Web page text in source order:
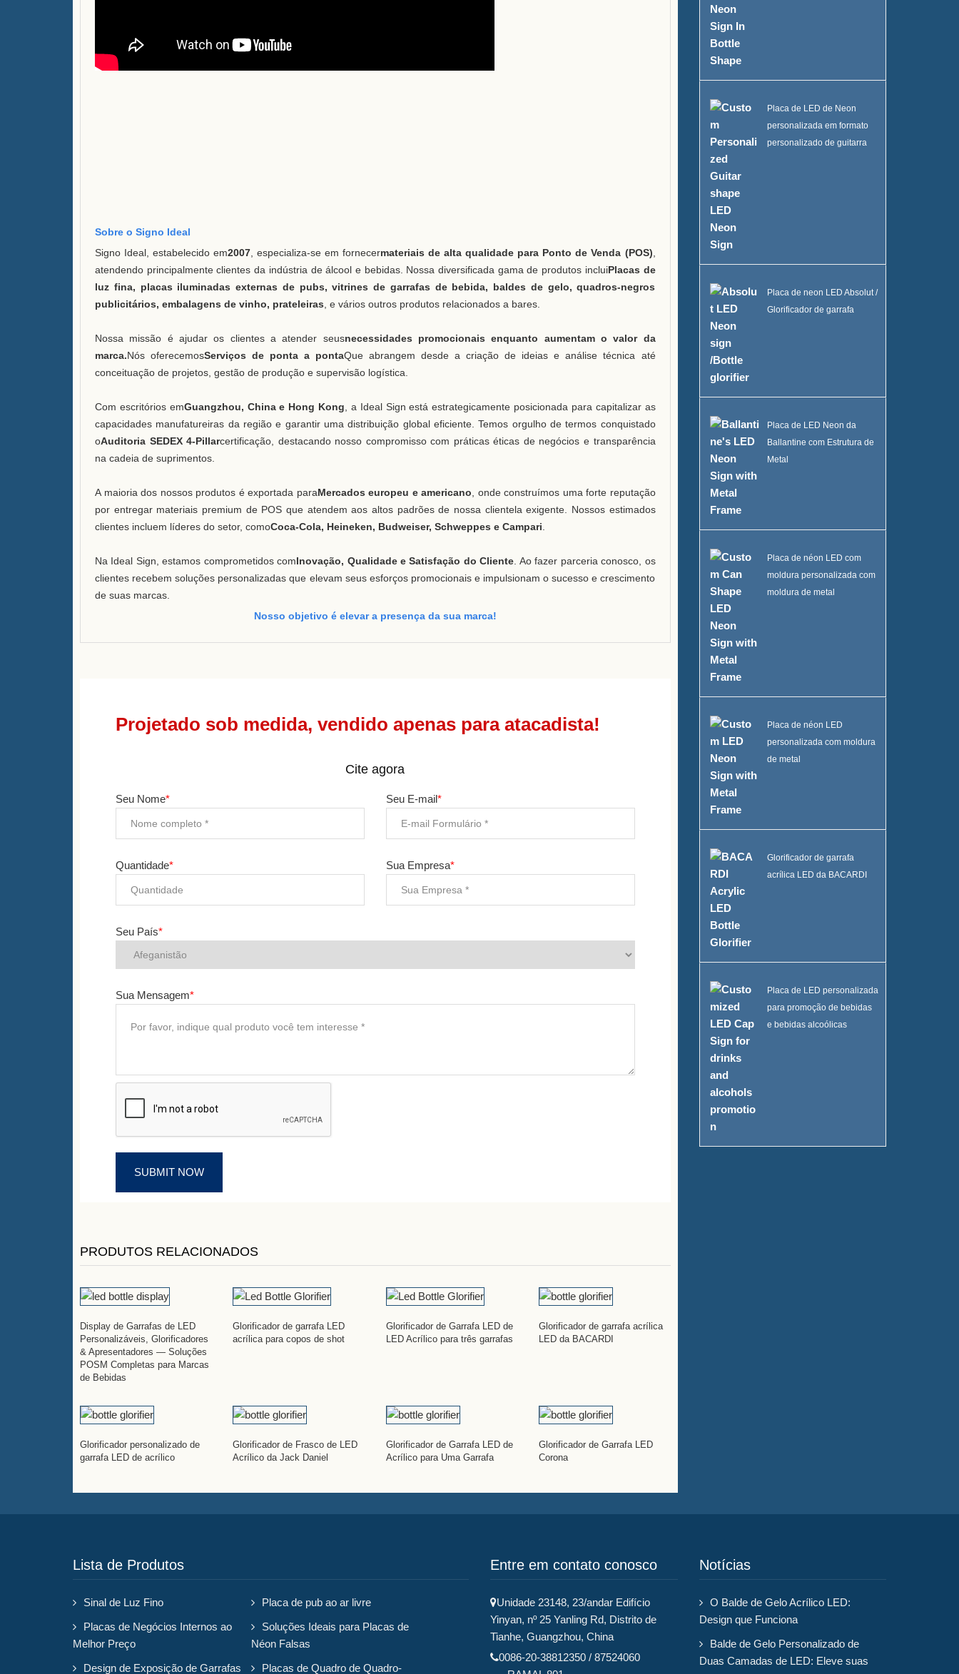
Sobre o Signo Ideal
Signo Ideal, estabelecido em2007 , especializa-se em fornecermateriais de alta qualidade para Ponto de Venda (POS)
atendendo principalmente clientes da indústria de álcool e bebidas. Nossa diversificada gama de produtos incluiPlacas de
luz fina, placas iluminadas externas de pubs, vitrines de garrafas de bebida, baldes de gelo, quadros-negros
publicitários, embalagens de vinho, prateleiras , e vários outros produtos relacionados a bares.
Nossa missão é ajudar os clientes a atender seusnecessidades promocionais enquanto aumentam o valor da
marca.Nós oferecemosServiços de ponta a pontaQue abrangem desde a criação de ideias e análise técnica até
conceituação de projetos, gestão de produção e supervisão logística.
Com escritórios emGuangzhou, China e Hong Kong , a Ideal Sign está estrategicamente posicionada para capitalizar as
capacidades manufatureiras da região e garantir uma distribuição global eficiente. Temos orgulho de termos conquistado
oAuditoria SEDEX 4-Pillarcertificação, destacando nosso compromisso com práticas éticas de negócios e transparência
na cadeia de suprimentos.
A maioria dos nossos produtos é exportada paraMercados europeu e americano , onde construímos uma forte reputação
por entregar materiais premium de POS que atendem aos altos padrões de nossa clientela exigente. Nossos estimados
clientes incluem líderes do setor, comoCoca-Cola, Heineken, Budweiser, Schweppes e Campari
Na Ideal Sign, estamos comprometidos comInovação, Qualidade e Satisfação do Cliente . Ao fazer parceria conosco, os
clientes recebem soluções personalizadas que elevam seus esforços promocionais e impulsionam o sucesso e crescimento
de suas marcas.
Nosso objetivo é elevar a presença da sua marca!
Projetado sob medida, vendido apenas para atacadista!
Cite agora
Seu Nome* Seu E-mail*
Quantidade* Sua Empresa*
Seu País*
Sua Mensagem*
PRODUTOS RELACIONADOS
Display de Garrafas de LED
Personalizáveis, Glorificadores
& Apresentadores — Soluções
POSM Completas para Marcas
de Bebidas
Glorificador de garrafa LED
acrílica para copos de shot
Glorificador de Garrafa LED de
LED Acrílico para três garrafas
Glorificador de garrafa acrílica
LED da BACARDI
Glorificador personalizado de
garrafa LED de acrílico
Glorificador de Frasco de LED
Acrílico da Jack Daniel
Glorificador de Garrafa LED de
Acrílico para Uma Garrafa
Glorificador de Garrafa LED
Corona
Placa de LED de Neon
personalizada em formato
personalizado de guitarra
Placa de neon LED Absolut /
Glorificador de garrafa
Placa de LED Neon da
Ballantine com Estrutura de
Metal
Placa de néon LED com
moldura personalizada com
moldura de metal
Placa de néon LED
personalizada com moldura
de metal
Glorificador de garrafa
acrílica LED da BACARDI
Placa de LED personalizada
para promoção de bebidas
e bebidas alcoólicas
Lista de Produtos
Sinal de Luz Fino
Placa de pub ao ar livre
Placas de Negócios Internos ao
Melhor Preço
Soluções Ideais para Placas de
Néon Falsas
Design de Exposição de Garrafas
Placas de Quadro de Quadro-
Entre em contato conosco
Unidade 23148, 23/andar Edifício
Yinyan, nº 25 Yanling Rd, Distrito de
Tianhe, Guangzhou, China
0086-20-38812350 / 87524060
Notícias
O Balde de Gelo Acrílico LED:
Design que Funciona
Balde de Gelo Personalizado de
Duas Camadas de LED: Eleve suas